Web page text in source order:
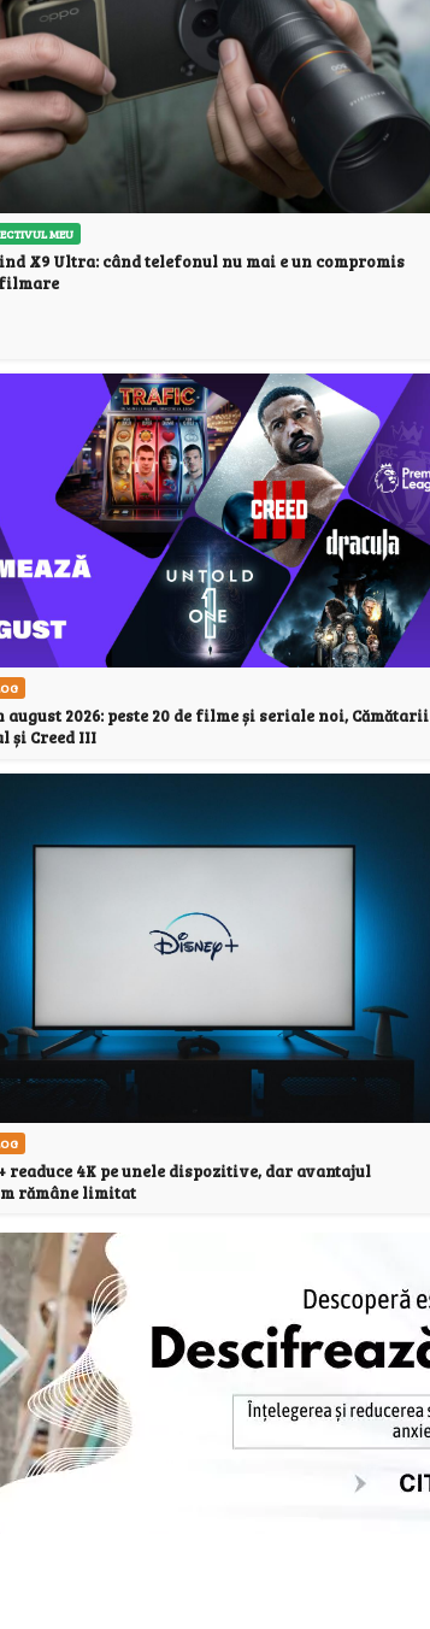
MEU
X9 Ultra: când telefonul nu mai e un compromis
august 2026: peste 20 de filme și seriale noi, Cămătarii
și Creed III
readuce 4K pe unele dispozitive, dar avantajul
rămâne limitat